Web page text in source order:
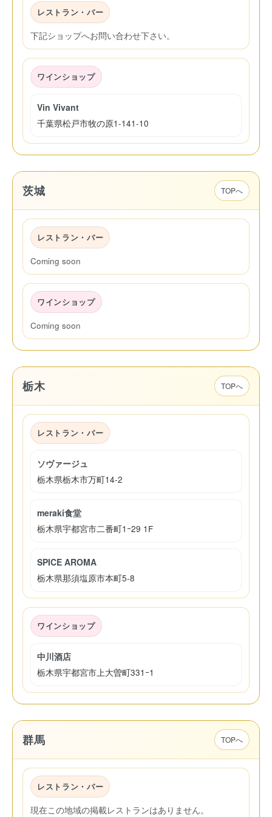
レストラン・バー
下記ショップへお問い合わせ下さい。
ワインショップ
Vin Vivant
千葉県松戸市牧の原1-141-10
茨城 TOPへ
レストラン・バー
Coming soon
ワインショップ
Coming soon
栃木 TOPへ
レストラン・バー
ソヴァージュ
栃木県栃木市万町14-2
meraki食堂
栃木県宇都宮市二番町1ｰ29 1F
SPICE AROMA
栃木県那須塩原市本町5-8
ワインショップ
中川酒店
栃木県宇都宮市上大曽町331ｰ1
群馬 TOPへ
レストラン・バー
現在この地域の掲載レストランはありません。